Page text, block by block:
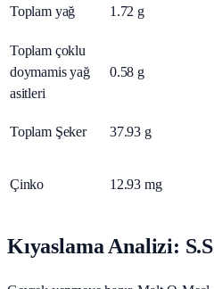
Toplam yağ 1.72 g
Toplam çoklu
doymamis yağ
asitleri
0.58 g
Toplam Şeker 37.93 g
Çinko 12.93 mg
Kıyaslama Analizi: